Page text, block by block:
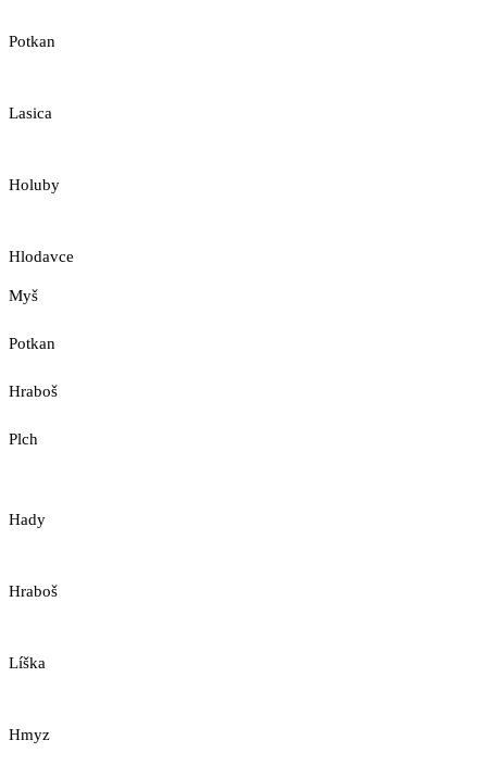
Potkan
Lasica
Holuby
Hlodavce
Myš
Potkan
Hraboš
Plch
Hady
Hraboš
Líška
Hmyz